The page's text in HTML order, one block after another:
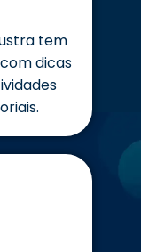
tem
dicas